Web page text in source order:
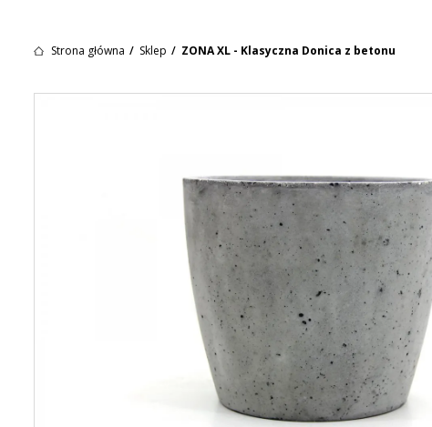
Strona główna Sklep ZONA XL - Klasyczna Donica z betonu